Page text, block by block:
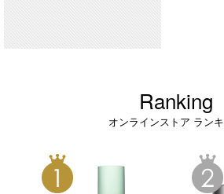
Ranking
オンラインストア ラン